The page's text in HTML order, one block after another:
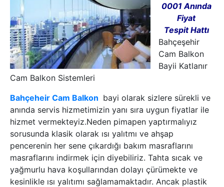
0001 Anında
Fiyat
Tespit Hattı
Bahçeşehir
Cam Balkon
Bayii Katlanır
Cam Balkon Sistemleri
Bahçeheir Cam Balkon bayi olarak sizlere sürekli ve
anında servis hizmetimizin yanı sıra uygun fiyatlar ile
hizmet vermekteyiz.Neden pimapen yaptırmalıyız
sorusunda klasik olarak ısı yalıtmı ve ahşap
pencerenin her sene çıkardığı bakım masraflarını
masraflarını indirmek için diyebiliriz. Tahta sıcak ve
yağmurlu hava koşullarından dolayı çürümekte ve
kesinlikle ısı yalıtımı sağlamamaktadır. Ancak plastik